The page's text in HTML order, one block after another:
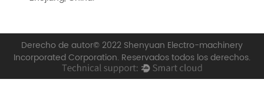
Derecho de autor© 2022 Shenyuan Electro-machinery
Incorporated Corporation. Reservados todos los derechos.